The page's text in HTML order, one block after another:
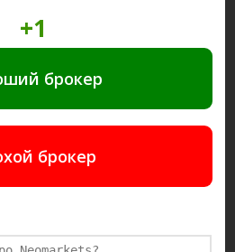
брокер
+1
брокер